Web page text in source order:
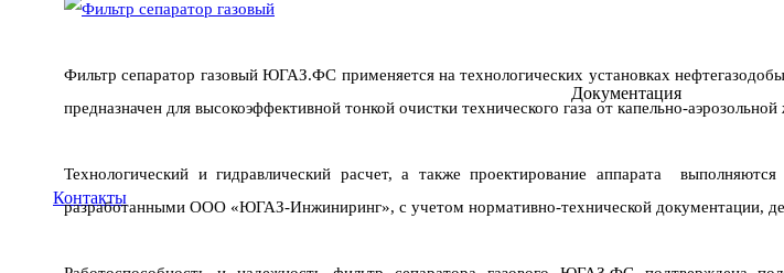
Документация
Контакты
Фильтр сепаратор газовый ЮГАЗ.ФС применяется на технологических установках
предназначен для высокоэффективной тонкой очистки технического газа от капельно-
Технологический и гидравлический расчет, а также проектирование аппарата
разработанными ООО «ЮГАЗ-Инжиниринг», с учетом нормативно-технической документации,